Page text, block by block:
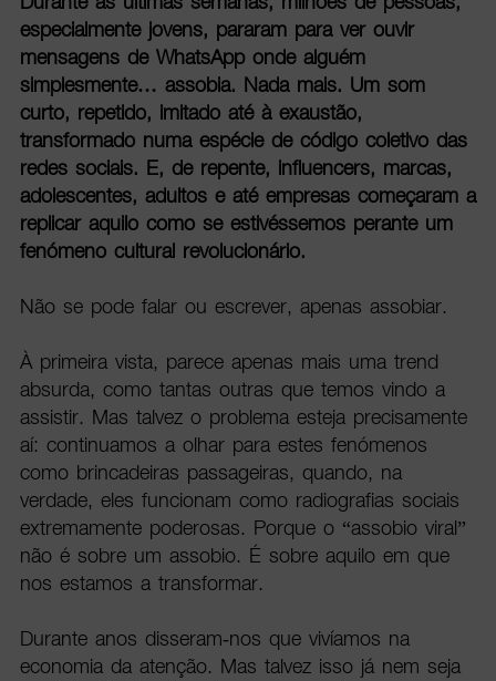
especialmente jovens, pararam para ver ouvir
mensagens de WhatsApp onde alguém
simplesmente… assobia. Nada mais. Um som
curto, repetido, imitado até à exaustão,
transformado numa espécie de código coletivo das
redes sociais. E, de repente, influencers, marcas,
adolescentes, adultos e até empresas começaram a
replicar aquilo como se estivéssemos perante um
fenómeno cultural revolucionário.
Não se pode falar ou escrever, apenas assobiar.
À primeira vista, parece apenas mais uma trend
absurda, como tantas outras que temos vindo a
assistir. Mas talvez o problema esteja precisamente
aí: continuamos a olhar para estes fenómenos
como brincadeiras passageiras, quando, na
verdade, eles funcionam como radiografias sociais
extremamente poderosas. Porque o “assobio viral”
não é sobre um assobio. É sobre aquilo em que
nos estamos a transformar.
Durante anos disseram-nos que vivíamos na
economia da atenção. Mas talvez isso já nem seja